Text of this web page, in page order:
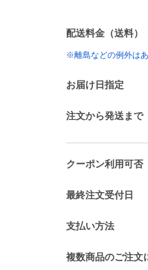
配送料金（送料）
※離島などの例外は
お届け日指定
注文から発送まで
クーポン利用可否
最終注文受付日
支払い方法
複数商品のご注文